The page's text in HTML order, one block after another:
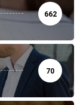
662
70